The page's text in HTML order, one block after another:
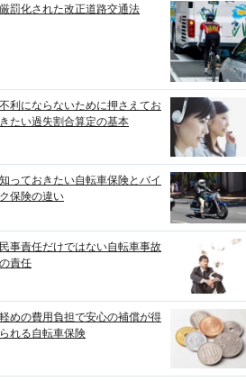
厳罰化された改正道路交通法
不利にならないために押さえてお
きたい過失割合算定の基本
知っておきたい自転車保険とバイ
ク保険の違い
民事責任だけではない自転車事故
の責任
軽めの費用負担で安心の補償が得
られる自転車保険